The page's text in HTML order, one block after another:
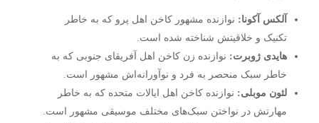
آلکس آکونا: نوازنده مشهور کاخن اهل پرو که به خاطر
تکنیک و خلاقیتش شناخته شده است.
هایدی ژوبرت: نوازنده زن کاخن اهل آفریقای جنوبی که به
خاطر سبک منحصر به فرد و نوآورانه‌اش مشهور است.
لئون موبلی: نوازنده کاخن اهل ایالات متحده که به خاطر
مهارتش در نواختن سبک‌های مختلف موسیقی مشهور است.